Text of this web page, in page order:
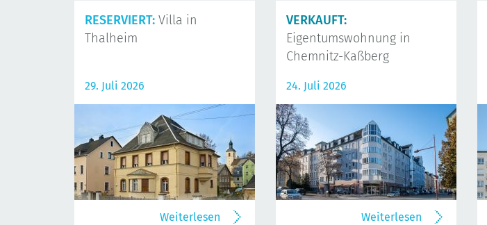
RESERVIERT: Villa in
Thalheim
29. Juli 2026
Weiterlesen
VERKAUFT:
Eigentumswohnung in
Chemnitz-Kaßberg
24. Juli 2026
Weiterlesen